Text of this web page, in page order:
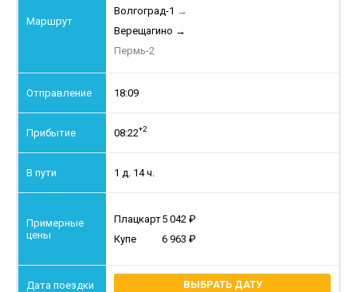
Волгоград-1 →
Верещагино →
Пермь-2
18:09
08:22+2
1 д. 14 ч.
Плацкарт5 042
Купе
6 963
ВЫБРАТЬ ДАТУ